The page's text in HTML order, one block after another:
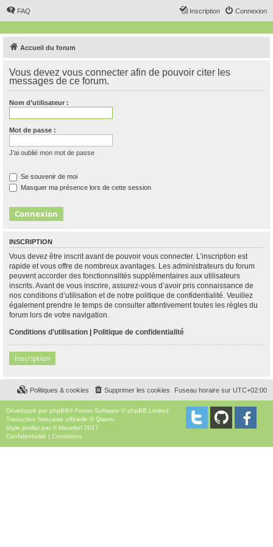
FAQ Connexion
Inscription
Accueil du forum
Vous devez vous connecter afin de pouvoir citer les
messages de ce forum.
Nom d’utilisateur :
Mot de passe :
J’ai oublié mon mot de passe
Se souvenir de moi
Masquer ma présence lors de cette session
INSCRIPTION
Vous devez être inscrit avant de pouvoir vous connecter. L’inscription est
rapide et vous offre de nombreux avantages. Les administrateurs du forum
peuvent accorder des fonctionnalités supplémentaires aux utilisateurs
inscrits. Avant de vous inscrire, assurez-vous d’avoir pris connaissance de
nos conditions d’utilisation et de notre politique de confidentialité. Veuillez
également prendre le temps de consulter attentivement toutes les règles du
forum lors de votre navigation.
Conditions d’utilisation | Politique de confidentialité
Inscription
Fuseau horaire sur UTC+02:00
Supprimer les cookies
Politiques & cookies
Développé par phpBB® Forum Software © phpBB Limited
Traduction française officielle ©Qiaeru
Style proflat par © Mazeltof 2017
Confidentialité | Conditions